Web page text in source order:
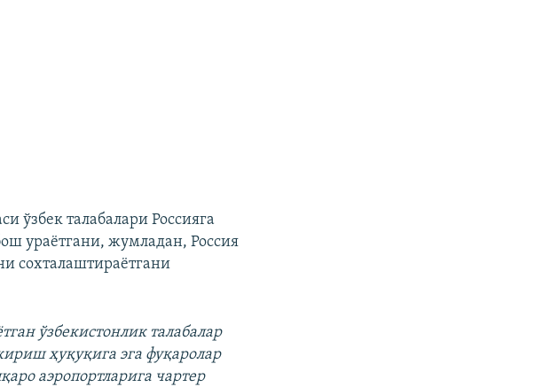
ўзбек талабалари Россияга
ураётгани, жумладан, Россия
сохталаштираётгани
ўзбекистонлик талабалар
ҳуқуқига эга фуқаролар
аэропортларига чартер